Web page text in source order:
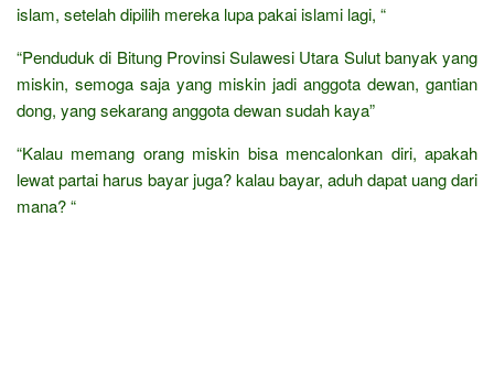
islam, setelah dipilih mereka lupa pakai islami lagi, “
“Penduduk di Bitung Provinsi Sulawesi Utara Sulut banyak yang
miskin, semoga saja yang miskin jadi anggota dewan, gantian
dong, yang sekarang anggota dewan sudah kaya”
“Kalau memang orang miskin bisa mencalonkan diri, apakah
lewat partai harus bayar juga? kalau bayar, aduh dapat uang dari
mana? “